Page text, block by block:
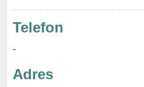
Telefon
-
Adres